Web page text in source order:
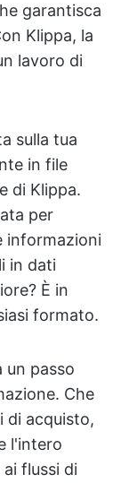
garantisca
Klippa, la
lavoro di
sulla tua
in file
di Klippa.
per
informazioni
in dati
È in
formato.
un passo
Che
acquisto,
l'intero
flussi di